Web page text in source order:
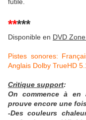
*****
Disponible en DVD
Pistes sonores:
Anglais Dolby TrueHD
Critique support:
On commence à en
prouve encore une
-Des couleurs